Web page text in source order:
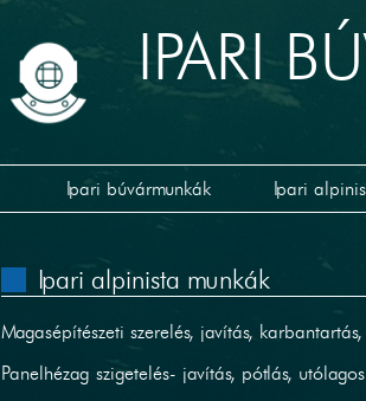
IPARI
Ipari búvármunkák Ipari
Ipari alpinista munkák
Magasépítészeti szerelés, javítás,
Panelhézag szigetelés- javítás, pótlás,